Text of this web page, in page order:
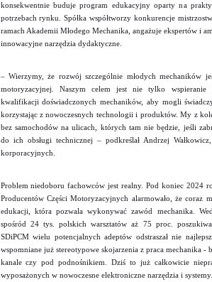
konsekwentnie buduje program edukacyjny oparty na
potrzebach rynku. Spółka współtworzy konkurencje
ramach Akademii Młodego Mechanika, angażuje ekspertów i
innowacyjne narzędzia dydaktyczne.
– Wierzymy, że rozwój szczególnie młodych mechaników
motoryzacyjnej. Naszym celem jest nie tylko wspieranie
kwalifikacji doświadczonych mechaników, aby mogli
korzystając z nowoczesnych technologii i produktów. My z
bez samochodów na ulicach, których tam nie będzie, jeśli
do ich obsługi technicznej – podkreślał Andrzej
korporacyjnych.
Problem niedoboru fachowców jest realny. Pod koniec 2024
Producentów Części Motoryzacyjnych alarmowało, że coraz
edukacji, która pozwala wykonywać zawód mechanika.
spośród 24 tys. polskich warsztatów aż 75 proc.
SDiPCM wielu potencjalnych adeptów odstraszał nie
wspomniane już stereotypowe skojarzenia z praca mechanika -
kanale czy pod podnośnikiem. Dziś to już całkowicie
wyposażonych w nowoczesne elektroniczne narzędzia i systemy.